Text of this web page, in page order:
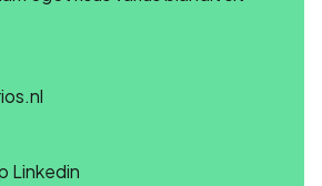
Linkedin